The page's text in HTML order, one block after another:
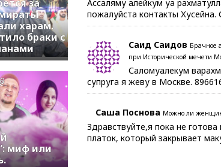
за
харам.
браки с
миф или
Ассаляму алейкум уа
пожалуйста контакты Хусейна.
Саид Саидов Брачное
при Исторической мечети
Саломуалекум
супруга я жеву в Москве.
Саша Поснова Можно ли
Здравствуйте,я пока не
платок, который закрывает